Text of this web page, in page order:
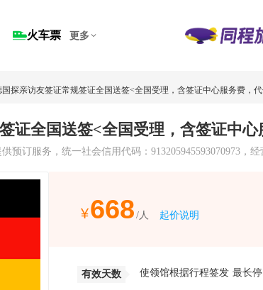
火车票 更多
预订服务，统一社会信用代码：913205945593070973，经
668 起价说明
有效天数 使领馆根据行程签发 最长停